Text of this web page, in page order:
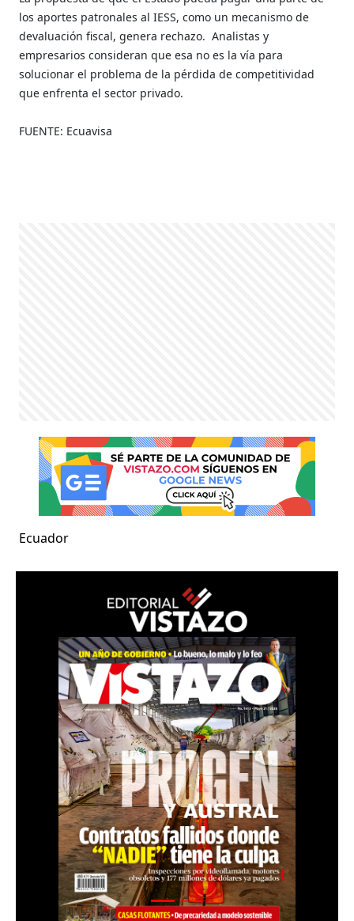
los aportes patronales al IESS, como un mecanismo de
devaluación fiscal, genera rechazo. Analistas y
empresarios consideran que esa no es la vía para
solucionar el problema de la pérdida de competitividad
que enfrenta el sector privado.
FUENTE: Ecuavisa
Ecuador